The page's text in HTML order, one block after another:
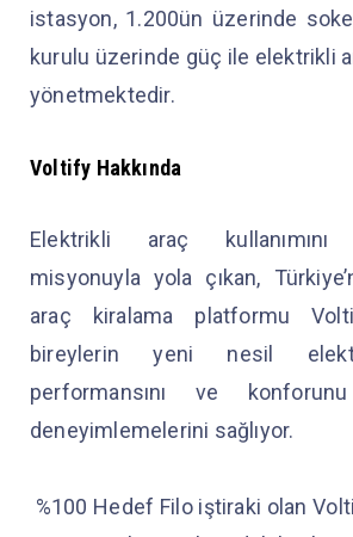
istasyon, 1.200ün üzerinde
kurulu üzerinde güç ile elektrikli
yönetmektedir.
Voltify Hakkında
Elektrikli araç kullanımını
misyonuyla yola çıkan,
araç kiralama platformu
bireylerin yeni nesil
performansını ve
deneyimlemelerini sağlıyor.
%100 Hedef Filo iştiraki olan